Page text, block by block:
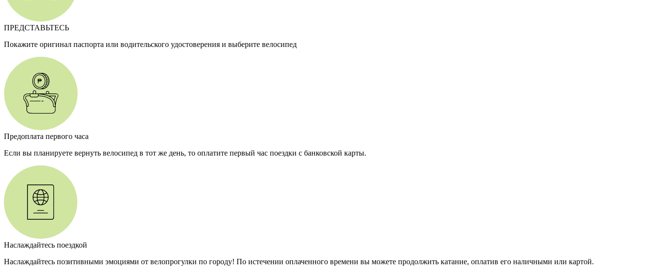
ПРЕДСТАВЬТЕСЬ
Покажите оригинал паспорта или водительского удостоверения и выберите велосипед
Предоплата первого часа
Если вы планируете вернуть велосипед в тот же день, то оплатите первый час поездки с банковской карты.
Наслаждайтесь поездкой
Наслаждайтесь позитивными эмоциями от велопрогулки по городу! По истечении оплаченного времени вы можете продолжить катание, оплатив его наличными или картой.